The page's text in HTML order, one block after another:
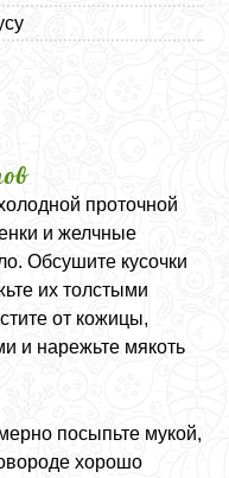
проточной
и желчные
Обсушите кусочки
их толстыми
от кожицы,
и нарежьте мякоть
посыпьте мукой,
хорошо